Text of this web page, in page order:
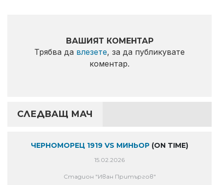
ВАШИЯТ КОМЕНТАР
Трябва да влезете, за да публикувате
коментар.
СЛЕДВАЩ МАЧ
ЧЕРНОМОРЕЦ 1919 VS МИНЬОР (ON TIME)
15.02.2026
Стадион "Иван Притъргов"